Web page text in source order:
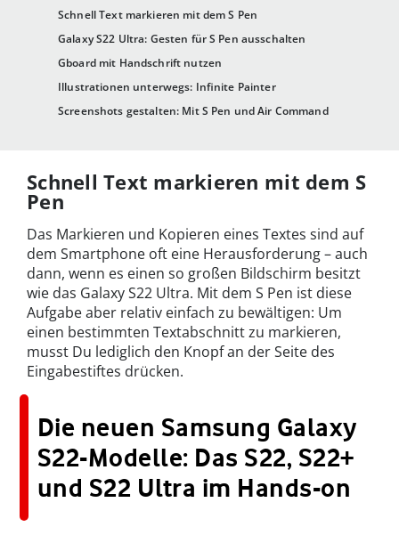
Schnell Text markieren mit dem S Pen
Galaxy S22 Ultra: Gesten für S Pen ausschalten
Gboard mit Handschrift nutzen
Illustrationen unterwegs: Infinite Painter
Screenshots gestalten: Mit S Pen und Air Command
Schnell Text markieren mit dem S
Pen
Das Markieren und Kopieren eines Textes sind auf
dem Smartphone oft eine Herausforderung – auch
dann, wenn es einen so großen Bildschirm besitzt
wie das Galaxy S22 Ultra. Mit dem S Pen ist diese
Aufgabe aber relativ einfach zu bewältigen: Um
einen bestimmten Textabschnitt zu markieren,
musst Du lediglich den Knopf an der Seite des
Eingabestiftes drücken.
Die neuen Samsung Galaxy
S22-Modelle: Das S22, S22+
und S22 Ultra im Hands-on